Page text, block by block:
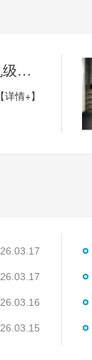
鑫钻小知识 | 离心式压缩机级间密封5
【详情+】